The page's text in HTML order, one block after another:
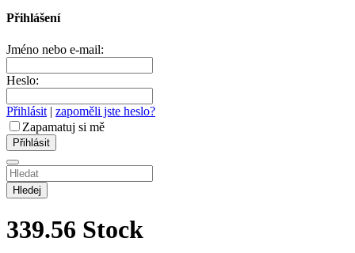
Přihlášení
Jméno nebo e-mail:
Heslo:
Přihlásit | zapoměli jste heslo?
Zapamatuj si mě
Hledej
339.56 Stock